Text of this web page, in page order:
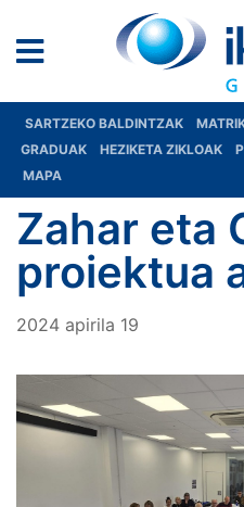
SARTZEKO BALDINTZAK
GRADUAK
HEZIKETA ZIKLOAK
MAPA
Zahar eta
proiektua
2024 apirila 19